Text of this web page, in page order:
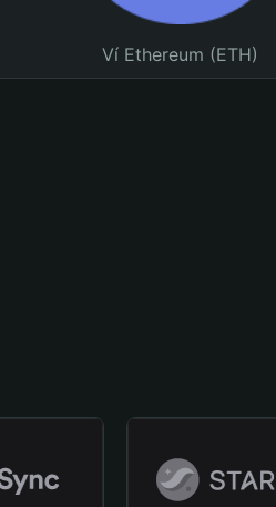
Ví Ethereum (ETH)